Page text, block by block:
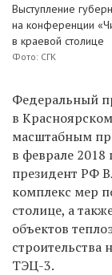
Выступление
на конференции
в краевой столице
Фото: СГК
Федеральный
в
масштабным
в феврале 2018
президент РФ
комплекс мер
столице, а
объектов
строительства
ТЭЦ-3.